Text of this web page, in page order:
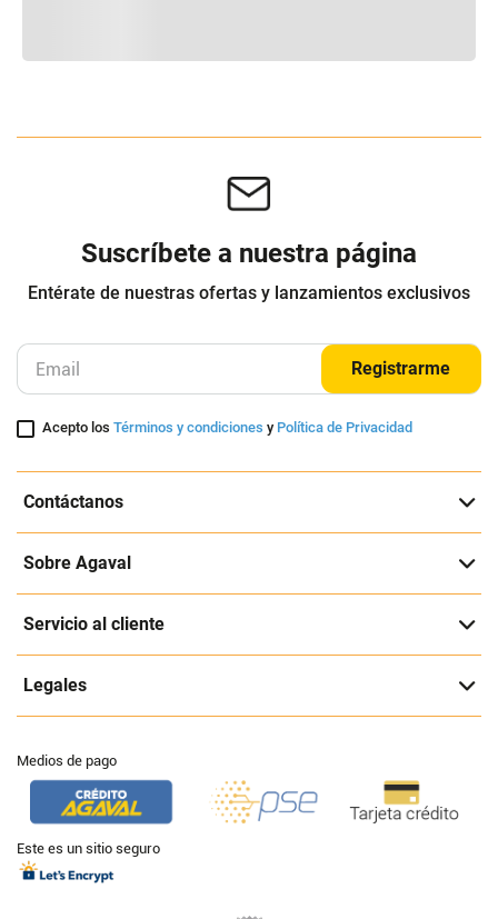
Suscríbete a nuestra página
Entérate de nuestras ofertas y lanzamientos exclusivos
Registrarme
Acepto losTérminos y condiciones y Política de Privacidad
Contáctanos
Sobre Agaval
Servicio al cliente
Legales
Medios de pago
Este es un sitio seguro